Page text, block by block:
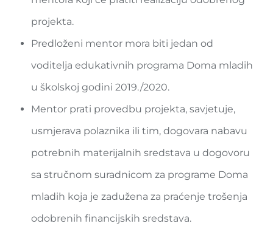
projekta.
Predloženi mentor mora biti jedan od
voditelja edukativnih programa Doma mladih
u školskoj godini 2019./2020.
Mentor prati provedbu projekta, savjetuje,
usmjerava polaznika ili tim, dogovara nabavu
potrebnih materijalnih sredstava u dogovoru
sa stručnom suradnicom za programe Doma
mladih koja je zadužena za praćenje trošenja
odobrenih financijskih sredstava.